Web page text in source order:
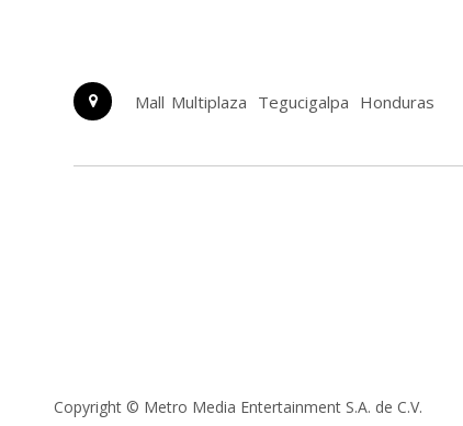
Mall Multiplaza Tegucigalpa Honduras
Copyright © Metro Media Entertainment S.A. de C.V.